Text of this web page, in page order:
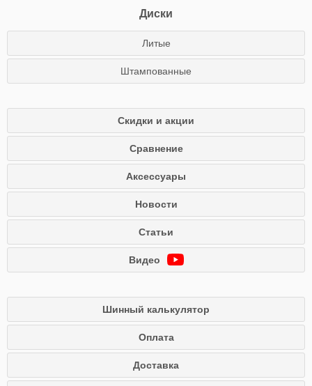
Диски
Литые
Штампованные
Скидки и акции
Сравнение
Аксессуары
Новости
Статьи
Видео
Шинный калькулятор
Оплата
Доставка